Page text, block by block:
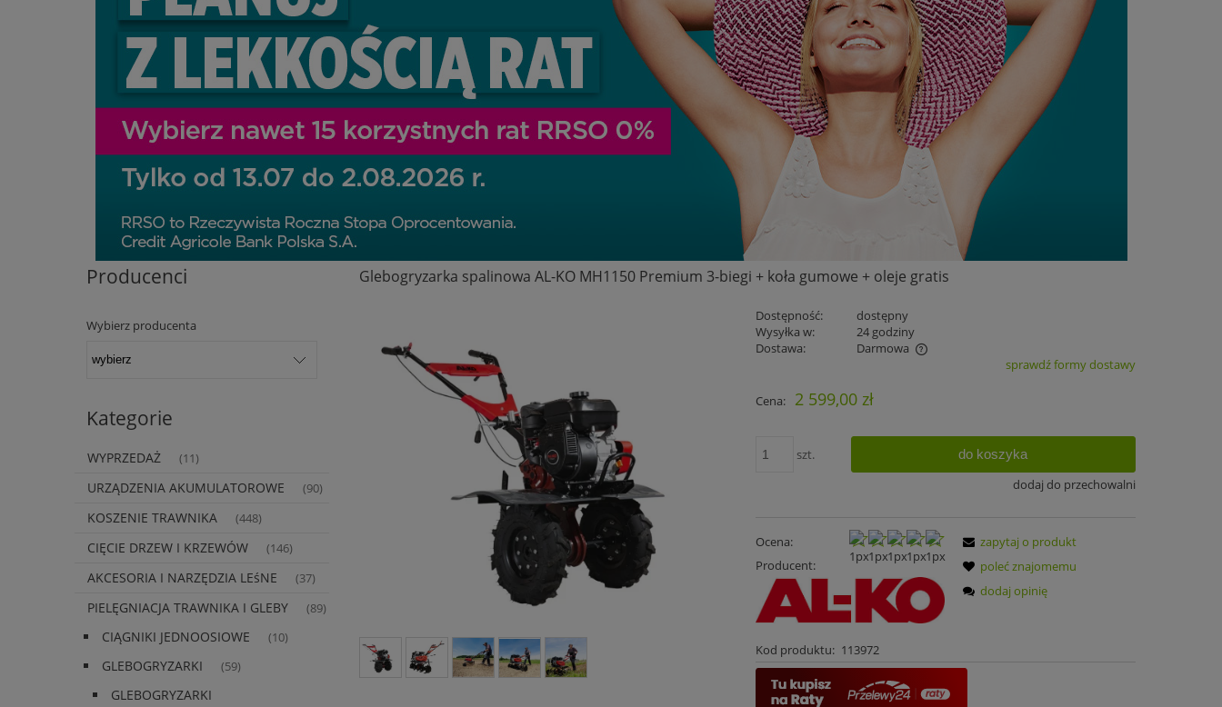
Producenci
Wybierz producenta
Kategorie
WYPRZEDAŻ (11)
URZĄDZENIA AKUMULATOROWE (90)
KOSZENIE TRAWNIKA (448)
CIĘCIE DRZEW I KRZEWÓW (146)
AKCESORIA I NARZĘDZIA LEśNE (37)
PIELĘGNIACJA TRAWNIKA I GLEBY (89)
CIĄGNIKI JEDNOOSIOWE (10)
GLEBOGRYZARKI (59)
GLEBOGRYZARKI
Glebogryzarka spalinowa AL-KO MH1150 Premium 3-biegi + koła gumowe + oleje gratis
Dostępność:
dostępny
Wysyłka w:
24 godziny
Dostawa:
Darmowa
sprawdź formy dostawy
Cena: 2 599,00 zł
szt. do koszyka
dodaj do przechowalni
Ocena:
Producent:
Kod produktu: 113972
zapytaj o produkt
poleć znajomemu
dodaj opinię